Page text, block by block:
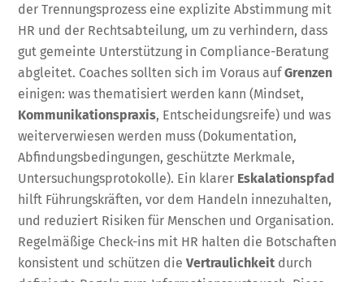
der Trennungsprozess eine explizite Abstimmung mit
HR und der Rechtsabteilung, um zu verhindern, dass
gut gemeinte Unterstützung in Compliance-Beratung
abgleitet. Coaches sollten sich im Voraus aufGrenzen
einigen: was thematisiert werden kann (Mindset,
Kommunikationspraxis, Entscheidungsreife) und was
weiterverwiesen werden muss (Dokumentation,
Abfindungsbedingungen, geschützte Merkmale,
Untersuchungsprotokolle). Ein klarer Eskalationspfad
hilft Führungskräften, vor dem Handeln innezuhalten,
und reduziert Risiken für Menschen und Organisation.
Regelmäßige Check-ins mit HR halten die Botschaften
konsistent und schützen dieVertraulichkeit durch